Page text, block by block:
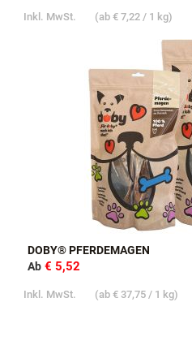
Inkl. MwSt. (ab € 7,22 / 1 kg)
DOBY® PFERDEMAGEN
Ab € 5,52
Inkl. MwSt. (ab € 37,75 / 1 kg)